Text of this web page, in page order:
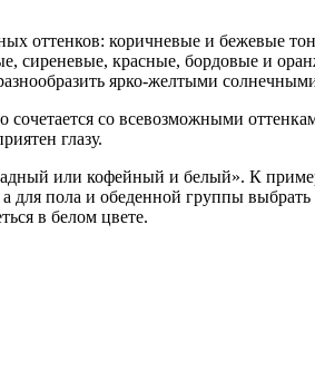
оттенков: коричневые и бежевые
сиреневые, красные, бордовые и
ярко-желтыми
со всевозможными
глазу.
или кофейный и белый». К
пола и обеденной группы
в белом цвете.